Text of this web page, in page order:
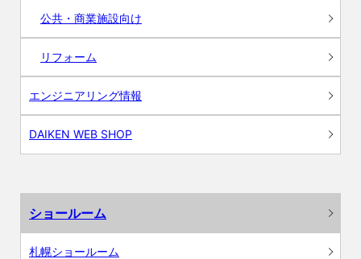
公共・商業施設向け
リフォーム
エンジニアリング情報
DAIKEN WEB SHOP
ショールーム
札幌ショールーム